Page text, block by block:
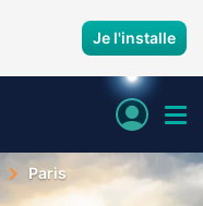
Je l'installe
Paris